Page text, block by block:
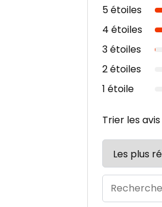
5 étoiles
4 étoiles
3 étoiles
2 étoiles
1 étoile
Trier les avis